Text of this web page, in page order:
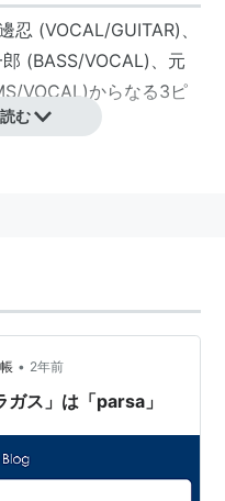
忍 (VOCAL/GUITAR)、
(BASS/VOCAL)、元
VOCAL)からなる3ピ
」を機に新ベー
の原直央が加入。
む
• 2年前
ス」は「parsa」